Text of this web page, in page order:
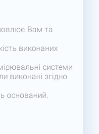
Вам та
виконаних
системи
виконані згідно
оснований.